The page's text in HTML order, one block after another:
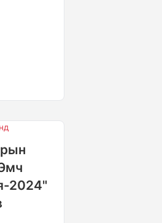
2024"